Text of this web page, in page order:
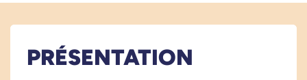
PRÉSENTATION